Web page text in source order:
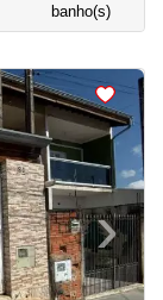
banho(s)
›Next